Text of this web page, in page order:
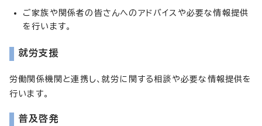
ご家族や関係者の皆さんへのアドバイスや必要な情報提供
を行います。
就労支援
労働関係機関と連携し、就労に関する相談や必要な情報提供を
行います。
普及啓発